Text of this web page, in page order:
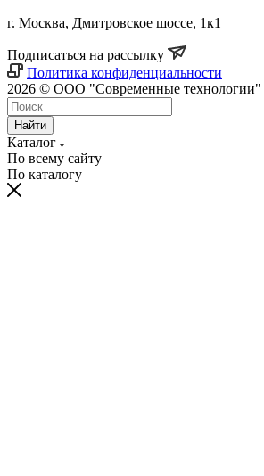
г. Москва, Дмитровское шоссе, 1к1
Подписаться на рассылку
Политика конфиденциальности
2026 © ООО "Современные технологии"
Найти
Каталог
По всему сайту
По каталогу